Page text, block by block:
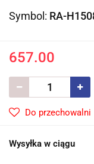
Symbol: RA-
657.00
Do przechowalni
Wysyłka w ciągu